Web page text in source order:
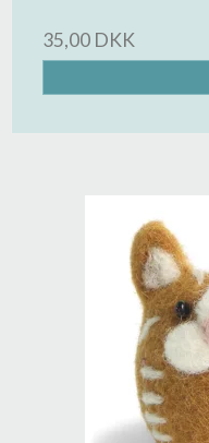
35,00 DKK